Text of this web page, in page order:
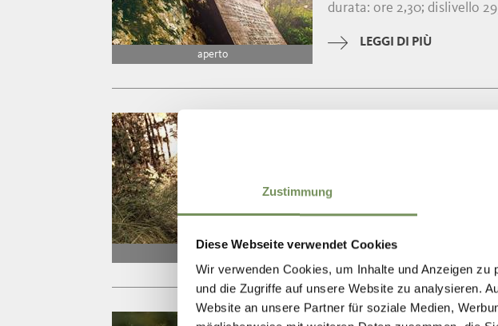
Zustimmung
Diese Webseite verwendet Cookies
Wir verwenden Cookies, um Inhalte und Anzeigen
und die Zugriffe auf unsere Website zu analysieren.
Website an unsere Partner für soziale Medien,
aperto
durata: ore 2,30; dislivello
LEGGI DI PIÙ
Naturno – campo sportivo
LEGGI DI PIÙ
ESCURSIONI